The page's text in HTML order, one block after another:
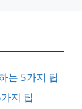
는 5가지 팁
지 팁